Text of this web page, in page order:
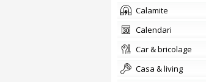
Calamite
calendari
car & bricolage
casa & living